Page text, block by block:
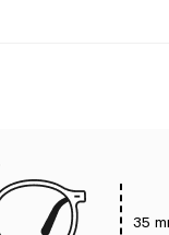
35